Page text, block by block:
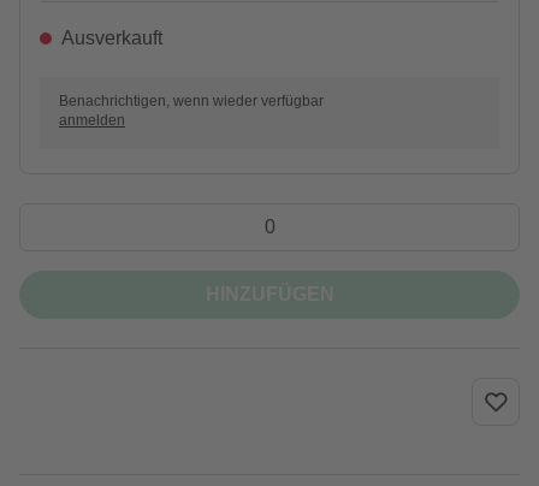
Ausverkauft
Benachrichtigen, wenn wieder verfügbar
anmelden